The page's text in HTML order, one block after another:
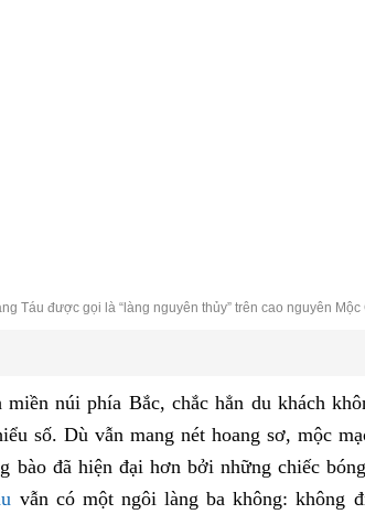
Táu được gọi là “làng nguyên thủy” trên cao nguyên Mộc
núi phía Bắc, chắc hẳn du khách
số. Dù vẫn mang nét hoang sơ, mộc
bào đã hiện đại hơn bởi những chiếc
vẫn có một ngôi làng ba không: không